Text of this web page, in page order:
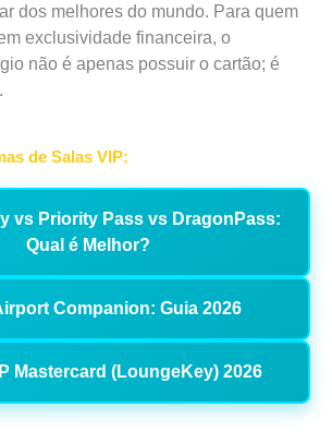
dos melhores do mundo. Para quem
exclusividade financeira, o
não é apenas possuir o cartão; é
de Salas VIP:
vs Priority Pass vs DragonPass:
Qual é Melhor?
Companion: Guia 2026
Mastercard (LoungeKey) 2026